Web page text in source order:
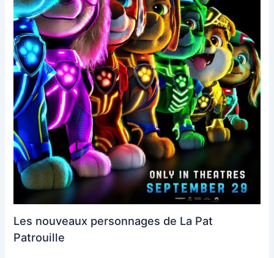
Les nouveaux personnages de La Pat
Patrouille